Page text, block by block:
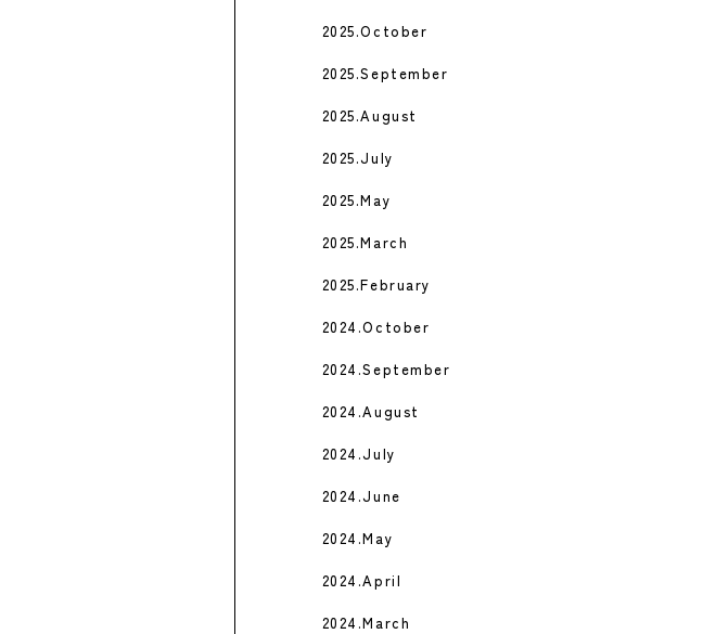
2025.October
2025.September
2025.August
2025.July
2025.May
2025.March
2025.February
2024.October
2024.September
2024.August
2024.July
2024.June
2024.May
2024.April
2024.March